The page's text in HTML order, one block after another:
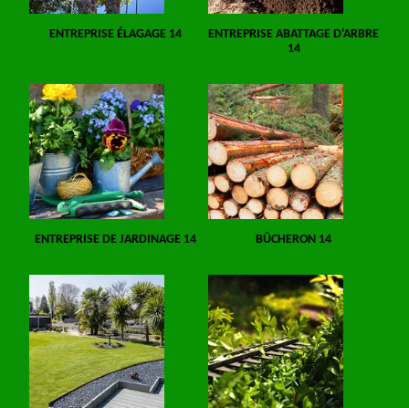
ENTREPRISE ÉLAGAGE 14
ENTREPRISE ABATTAGE D'ARBRE
14
ENTREPRISE DE JARDINAGE 14 BÛCHERON 14